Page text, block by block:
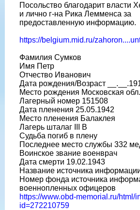
Посольство благодарит власти
и лично г-на Рика Лемменса за
предоставленную информацию.
https://belgium.mid.ru/
Фамилия Сумков
Имя Петр
Отчество Иванович
Дата рождения/Возраст
Место рождения Московская обл.
Лагерный номер 151508
Дата пленения 25.05.1942
Место пленения Балаклея
Лагерь шталаг III B
Судьба погиб в плену
Последнее место службы 332
Воинское звание военврач
Дата смерти 19.02.1943
Название источника
Номер фонда источника
военнопленных офицеров
https://www.obd-memorial.ru/html/
id=272210759